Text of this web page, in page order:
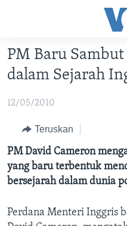
Akses
Lanjut
ke
Konten
Lanjut
Navigasi
Utama
Lanjut
Pencarian
VIDEO
POLYGRAPH
DAFTAR PROGRAM
Learning English
IKUTI KAMI
PM Baru
dalam Sejarah
12/05/2010
Teruskan
PM David Cameron
yang baru terbentuk
bersejarah dalam dunia
Perdana Menteri Inggris